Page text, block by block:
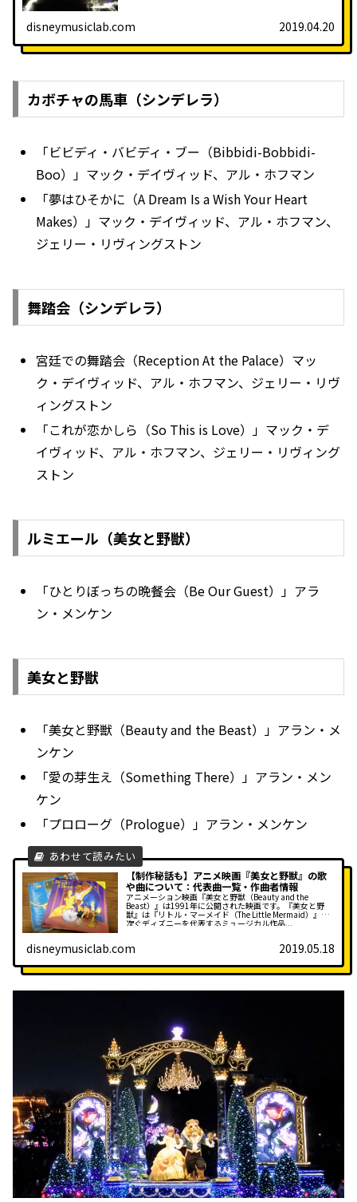
disneymusiclab.com 2019.04.20
カボチャの馬車（シンデレラ）
「ビビディ・バビディ・ブー（Bibbidi-Bobbidi-
Boo）」マック・デイヴィッド、アル・ホフマン
「夢はひそかに（A Dream Is a Wish Your Heart
Makes）」マック・デイヴィッド、アル・ホフマン、
ジェリー・リヴィングストン
舞踏会（シンデレラ）
宮廷での舞踏会（Reception At the Palace）マッ
ク・デイヴィッド、アル・ホフマン、ジェリー・リヴ
ィングストン
「これが恋かしら（So This is Love）」マック・デ
イヴィッド、アル・ホフマン、ジェリー・リヴィング
ストン
ルミエール（美女と野獣）
「ひとりぼっちの晩餐会（Be Our Guest）」アラ
ン・メンケン
美女と野獣
「美女と野獣（Beauty and the Beast）」アラン・メ
ンケン
「愛の芽生え（Something There）」アラン・メン
ケン
「プロローグ（Prologue）」アラン・メンケン
【制作秘話も】アニメ映画『美女と野獣』の歌
や曲について：代表曲一覧・作曲者情報
アニメーション映画『美女と野獣（Beauty and the
Beast）』は1991年に公開された映画です。『美女と野
獣』は『リトル・マーメイド（The Little Mermaid）』に
次ぐディズニーを代表するミュージカル作品...
disneymusiclab.com 2019.05.18